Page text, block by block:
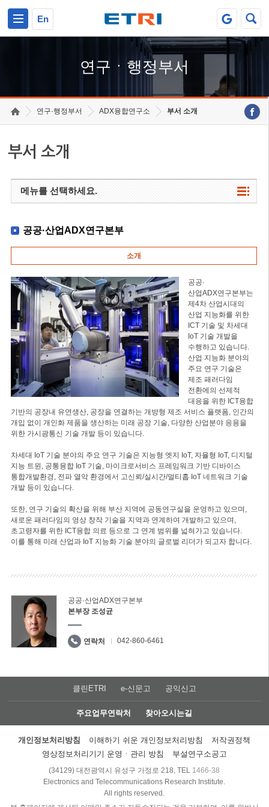
En
연구ㆍ행정부서
연구·행정부서 ADX융합연구소 부서 소개
부서 소개
메뉴를 선택하세요.
공공·산업ADX연구본부
소개
공공·
산업ADX연구본부는
제4차 산업시대의
산업 지능화를 위한
ICT 기술 및 차세대
IoT 기술 개발을
수행하고 있습니다.
산업 지능화 분야의
주요 연구 기술은
제조 패러다임
전환에의 선제적
대응을 위한 ICT융합
기반의 공장내 유연생산, 공장을 연결하는 개방형 제조 서비스 플랫폼, 인간의
개입 없이 개인화 제품을 생산하는 미래 공장 기술, 다양한 산업분야 응용을
위한 가시광통신 기술 개발 등이 있습니다.
차세대 IoT 기술 분야의 주요 연구 기술은 지능형 엣지 IoT, 자율형 IoT, 디지털
지능 트윈, 공통융합 IoT 기술, 마이크로서비스 프레임워크 기반 디바이스
통합개발환경, 전파 열악 환경에서 고신뢰/실시간/멀티홉 IoT 네트워크 기술
개발 등이 있습니다.
또한, 연구 기술의 확산을 위해 부산 지역에 공동연구실을 운영하고 있으며,
새로운 패러다임의 영상 창작 기술을 지역과 연계하여 개발하고 있으며,
초고령자를 위한 ICT융합 의료 등으로 그 연계 범위를 넓혀가고 있습니다.
이를 통해 미래 산업과 IoT 지능화 기술 분야의 글로벌 리더가 되고자 합니다.
공공·산업ADX연구본부
본부장 조성균
연락처 042-860-6461
클린ETRI e-신문고 공익신고
주요업무연락처 찾아오시는길
개인정보처리방침 이해하기 쉬운 개인정보처리방침
저작권정책
영상정보처리기기 운영ㆍ관리 방침
부설연구소공고
(34129) 대전광역시 유성구 가정로 218, TEL 1466-38
Electronics and Telecommunications Research Institute.
All rights reserved.